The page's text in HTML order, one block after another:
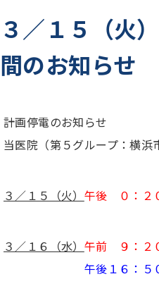
３／１５（火
間のお知らせ
計画停電のお知らせ
当医院（第５グループ：横浜
３／１５（火） 午後 ０：２
３／１６（水） 午前 ９：２
午後１６：５